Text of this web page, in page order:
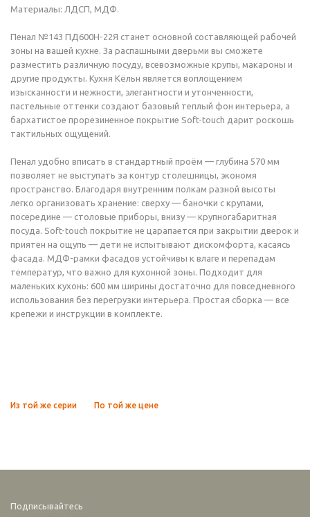
Материалы: ЛДСП, МДФ.
Пенал №143 ПД600Н-22Я станет основной составляющей рабочей
зоны на вашей кухне. За распашными дверьми вы сможете
разместить различную посуду, всевозможные крупы, макароны и
другие продукты. Кухня Кёльн является воплощением
изысканности и нежности, элегантности и утонченности,
пастельные оттенки создают базовый теплый фон интерьера, а
бархатистое прорезиненное покрытие Soft-touch дарит роскошь
тактильных ощущений.
Пенал удобно вписать в стандартный проём — глубина 570 мм
позволяет не выступать за контур столешницы, экономя
пространство. Благодаря внутренним полкам разной высоты
легко организовать хранение: сверху — баночки с крупами,
посередине — столовые приборы, внизу — крупногабаритная
посуда. Soft-touch покрытие не царапается при закрытии дверок и
приятен на ощупь — дети не испытывают дискомфорта, касаясь
фасада. МДФ-рамки фасадов устойчивы к влаге и перепадам
температур, что важно для кухонной зоны. Подходит для
маленьких кухонь: 600 мм ширины достаточно для повседневного
использования без перегрузки интерьера. Простая сборка — все
крепежи и инструкции в комплекте.
Из той же серии По той же цене
Подписывайтесь